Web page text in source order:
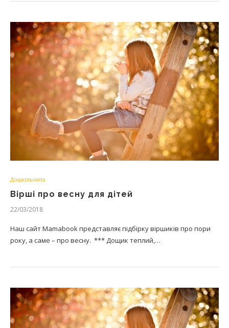
Дошкільнята
Вірші про весну для дітей
22/03/2018
Наш сайт Mamabook представляє підбірку віршиків про пори
року, а саме – про весну. *** Дощик теплий,…